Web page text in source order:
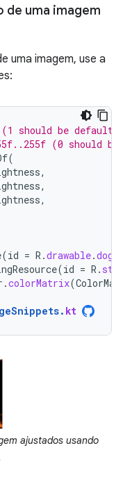
uma imagem
uma imagem, use a
should be default)
(0 should
(
,
,
,
(id = R .drawable.dog
(id = R .
.colorMatrix(
. kt
ajustados usando